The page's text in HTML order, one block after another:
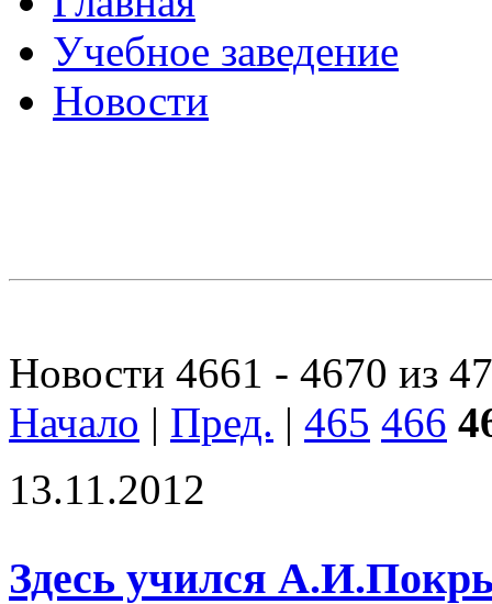
Учебное заведение
Новости
Новости 4661 - 4670 из
Начало | Пред. | 465 466
13.11.2012
Здесь учился